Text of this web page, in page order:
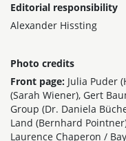
Editorial responsibility
Alexander Hissting
Photo credits
Front page: Julia Puder
(Sarah Wiener), Gert
Group (Dr. Daniela
Land (Bernhard
Laurence Chaperon /